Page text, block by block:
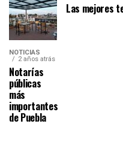
Las mejores
NOTICIAS
2 años atrás
Notarías
públicas
más
importantes
de Puebla